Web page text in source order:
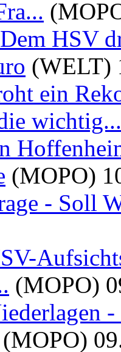
HSV
(WELT)
ein
wichtig...
(MOPO)
- Soll
(MOPO)
(MOPO)